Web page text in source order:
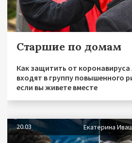
Старшие по домам
Как защитить от
входят в группу повышенного
если вы живете вместе
20.03 Екатерина